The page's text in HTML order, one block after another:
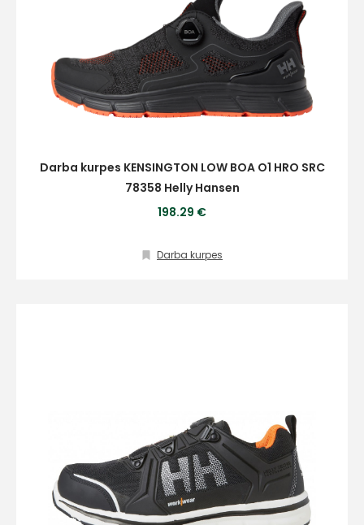
Darba kurpes KENSINGTON LOW BOA O1 HRO SRC
78358 Helly Hansen
198.29 €
Darba kurpes